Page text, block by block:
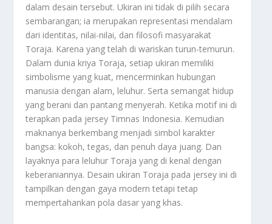
dalam desain tersebut. Ukiran ini tidak di pilih secara
sembarangan; ia merupakan representasi mendalam
dari identitas, nilai-nilai, dan filosofi masyarakat
Toraja. Karena yang telah di wariskan turun-temurun.
Dalam dunia kriya Toraja, setiap ukiran memiliki
simbolisme yang kuat, mencerminkan hubungan
manusia dengan alam, leluhur. Serta semangat hidup
yang berani dan pantang menyerah. Ketika motif ini di
terapkan pada jersey Timnas Indonesia. Kemudian
maknanya berkembang menjadi simbol karakter
bangsa: kokoh, tegas, dan penuh daya juang. Dan
layaknya para leluhur Toraja yang di kenal dengan
keberaniannya. Desain ukiran Toraja pada jersey ini di
tampilkan dengan gaya modern tetapi tetap
mempertahankan pola dasar yang khas.